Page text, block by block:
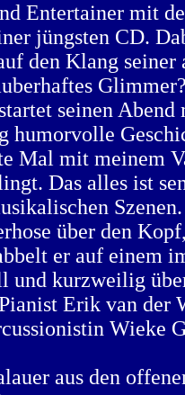
Entertainer mit
jüngsten CD.
den Klang
seinen
Mal mit meinem
Das alles ist
über den
er auf einem
und kurzweilig
Erik van
Wieke
aus den